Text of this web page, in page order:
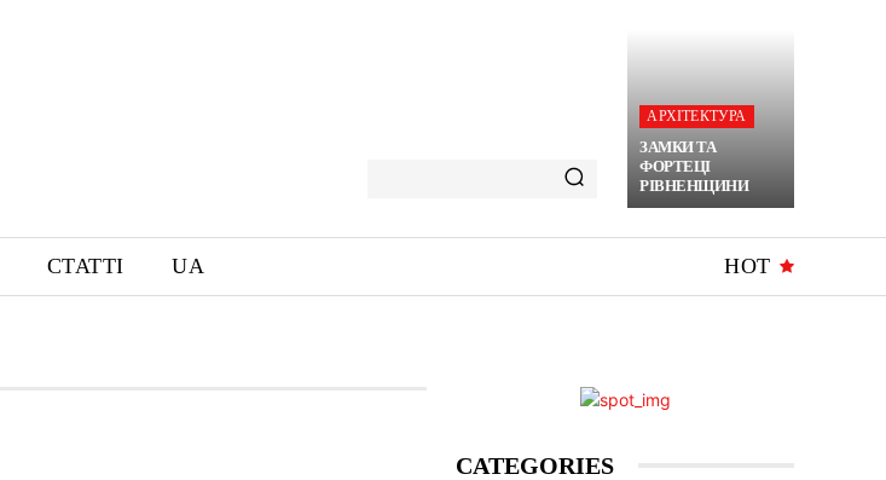
АРХІТЕКТУРА
ЗАМКИ ТА
ФОРТЕЦІ
РІВНЕНЩИНИ
СТАТТІ UA HOT
CATEGORIES